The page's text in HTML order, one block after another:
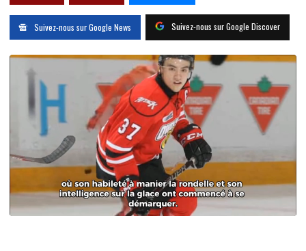
Suivez-nous sur Google News Suivez-nous sur Google Discover